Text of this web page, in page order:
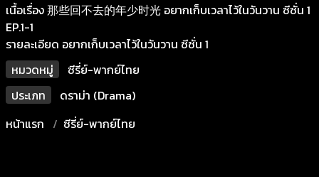
เนื้อเรื่อง 那些回不去的年少时光 อยากเก็บเวลาไว้ในวันวาน ซีซั่น 1
EP.1-1
รายละเอียด อยากเก็บเวลาไว้ในวันวาน ซีซั่น 1
หมวดหมู่
ซีรี่ย์-พากย์ไทย
ประเภท
ดราม่า (Drama)
หน้าแรก
ซีรี่ย์-พากย์ไทย